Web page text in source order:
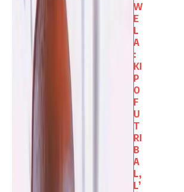
W
E
L
A
:
KI
P
O
F
U
T
RI
B
A
L,
L’